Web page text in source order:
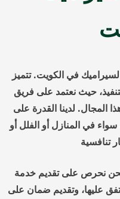
في الكويت. تتميز
حيث نعتمد على فريق
لدينا القدرة على
سواء في المنازل أو الفلل أو
نحن نحرص على تقديم خدمة
عليها، وتقديم ضمان على